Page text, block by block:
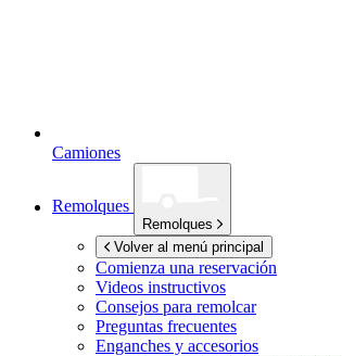
Camiones
Remolques
Remolques
Volver al menú principal
Comienza una reservación
Videos instructivos
Consejos para remolcar
Preguntas frecuentes
Enganches y accesorios